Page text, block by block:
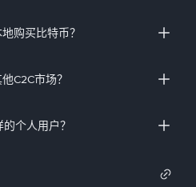
购买比特币？
C2C市场？
个人用户？